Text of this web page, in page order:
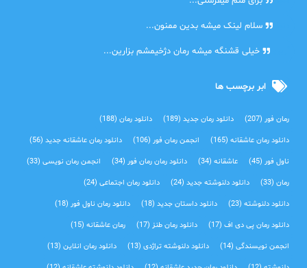
سلام لینک میشه بدین ممنون...
خیلی قشنگه میشه رمان دژخیمشم بزارین...
ابر برچسب ها
رمان فور(207) دانلود رمان جدید(189) دانلود رمان(188)
دانلود رمان عاشقانه(165) انجمن رمان فور(106) دانلود رمان عاشقانه جدید(56)
ناول فور(45) عاشقانه(34) دانلود رمان رمان فور(34) انجمن رمان نویسی(33)
رمان(33) دانلود دلنوشته جدید(24) دانلود رمان اجتماعی‌(24)
دانلود دلنوشته(23) دانلود داستان جدید(18) دانلود رمان ناول فور(18)
دانلود رمان پی دی اف(17) دانلود رمان طنز(17) رمان عاشقانه(15)
انجمن نویسندگی(14) دانلود دلنوشته تراژدی‌(13) دانلود رمان انلاین(13)